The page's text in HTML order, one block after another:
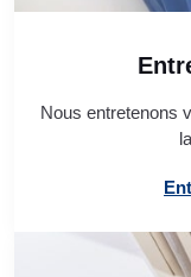
Nous entretenons